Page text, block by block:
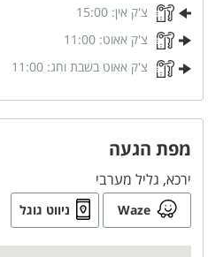
צ'ק אין: 15:00
צ'ק אאוט: 11:00
צ'ק אאוט בשבת וחג: 11:00
מפת הגעה
ירכא, גליל מערבי
Waze ניווט גוגל